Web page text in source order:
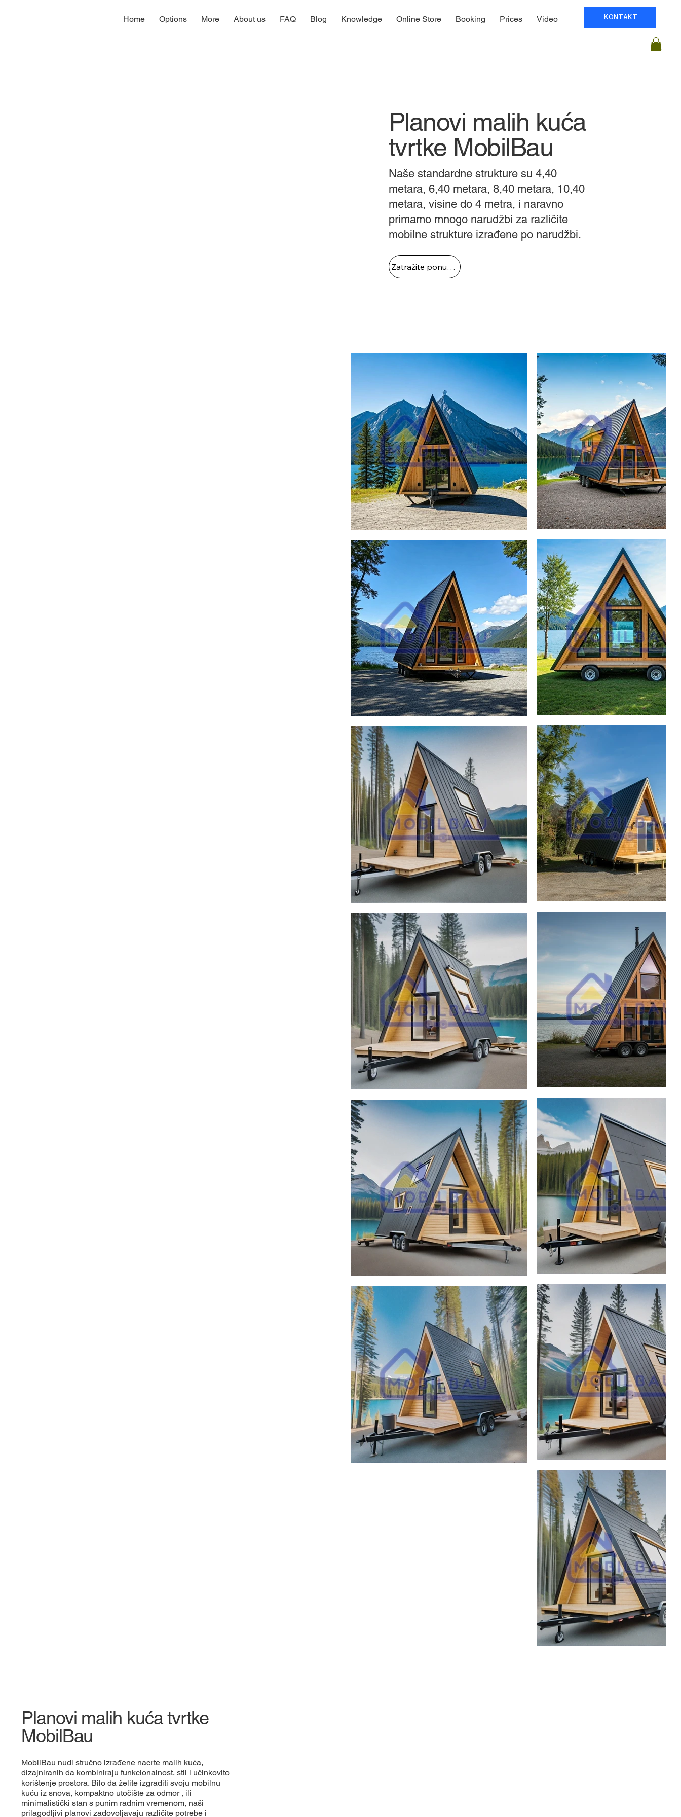
Home Options More About us FAQ Blog Knowledge Online Store Booking Prices Video KONTAKT
Naše standardne strukture su 4,40
metara, 6,40 metara, 8,40 metara, 10,40
metara, visine do 4 metra, i naravno
primamo mnogo narudžbi za različite
mobilne strukture izrađene po narudžbi.
Planovi malih kuća
tvrtke MobilBau
Zatražite ponudu
MobilBau nudi stručno izrađene nacrte malih kuća,
dizajniranih da kombiniraju funkcionalnost, stil i učinkovito
korištenje prostora. Bilo da želite izgraditi svoju mobilnu
kuću iz snova, kompaktno utočište za odmor , ili
minimalistički stan s punim radnim vremenom, naši
prilagodljivi planovi zadovoljavaju različite potrebe i
Planovi malih kuća tvrtke
MobilBau